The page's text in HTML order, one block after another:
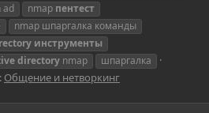
ad
nmap пентест
nmap шпаргалка команды
инструменты
directory nmap шпаргалка
Общение и нетворкинг